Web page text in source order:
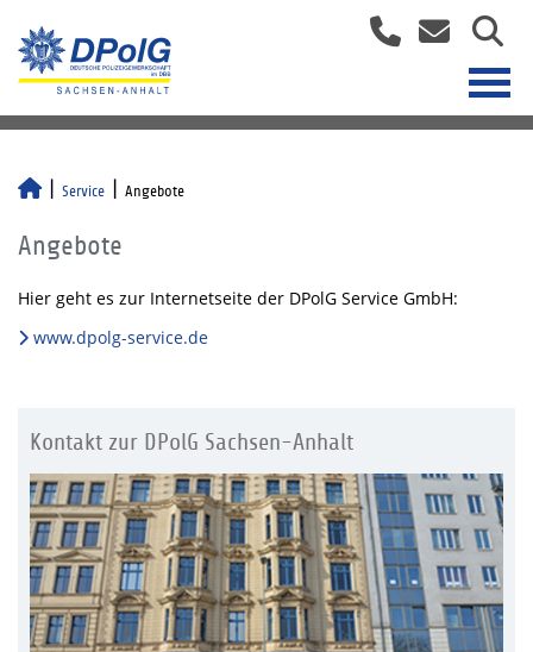
Service Angebote
Angebote
Hier geht es zur Internetseite der DPolG Service GmbH:
www.dpolg-service.de
Kontakt zur DPolG Sachsen-Anhalt